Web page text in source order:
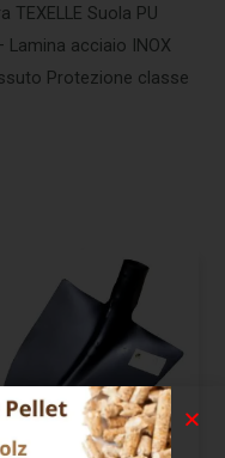
Suola PU
acciaio INOX
Protezione classe